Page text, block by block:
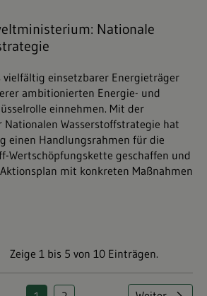
Nationale
vielfältig einsetzbarer Energieträger
ambitionierten Energie- und
einnehmen. Mit der
Nationalen Wasserstoffstrategie hat
einen Handlungsrahmen für die
Wertschöpfungskette geschaffen und
mit konkreten Maßnahmen
Zeige 1 bis 5 von 10 Einträgen.